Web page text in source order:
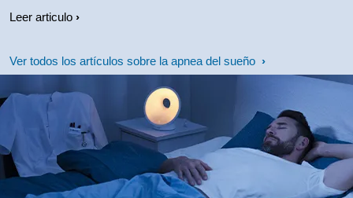
Leer articulo
Ver todos los artículos sobre la apnea del sueño